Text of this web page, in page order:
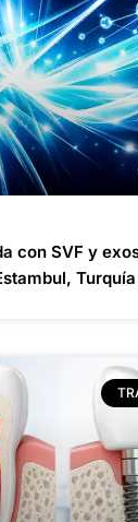
con SVF y
Turquía